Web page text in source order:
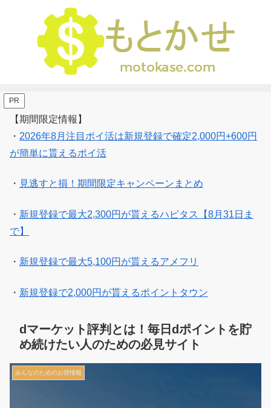
PR
【期間限定情報】
・ 2026年8月注目ポイ活は新規登録で確定2,000円+600円
が簡単に貰えるポイ活
・ 見逃すと損！期間限定キャンペーンまとめ
・ 新規登録で最大2,300円が貰えるハピタス【8月31日ま
で】
・ 新規登録で最大5,100円が貰えるアメフリ
・ 新規登録で2,000円が貰えるポイントタウン
dマーケット評判とは！毎日dポイントを貯
め続けたい人のための必見サイト
みんなのためのお得情報